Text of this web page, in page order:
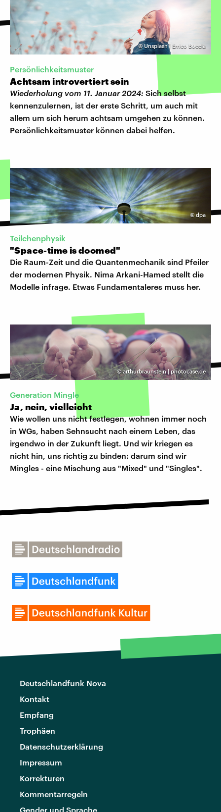
©Unsplash | Errico Boccia
Persönlichkeitsmuster
Achtsam introvertiert sein
Wiederholung vom 11. Januar 2024: Sich selbst
kennenzulernen, ist der erste Schritt, um auch mit
allem um sich herum achtsam umgehen zu können.
Persönlichkeitsmuster können dabei helfen.
© dpa
Teilchenphysik
"Space-time is doomed"
Die Raum-Zeit und die Quantenmechanik sind Pfeiler
der modernen Physik. Nima Arkani-Hamed stellt die
Modelle infrage. Etwas Fundamentaleres muss her.
©arthurbraunstein | photocase.de
Generation Mingle
Ja, nein, vielleicht
Wie wollen uns nicht festlegen, wohnen immer noch
in WGs, haben Sehnsucht nach einem Leben, das
irgendwo in der Zukunft liegt. Und wir kriegen es
nicht hin, uns richtig zu binden: darum sind wir
Mingles - eine Mischung aus "Mixed" und "Singles".
Deutschlandfunk Nova
Kontakt
Empfang
Trophäen
Datenschutzerklärung
Impressum
Korrekturen
Kommentarregeln
Gender und Sprache